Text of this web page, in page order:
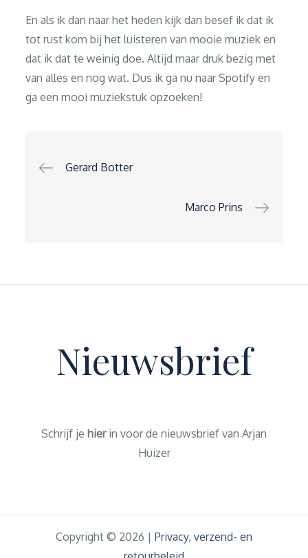
En als ik dan naar het heden kijk dan besef ik dat ik
tot rust kom bij het luisteren van mooie muziek en
dat ik dat te weinig doe. Altijd maar druk bezig met
van alles en nog wat. Dus ik ga nu naar Spotify en
ga een mooi muziekstuk opzoeken!
Bericht
Gerard Botter
Marco Prins
Nieuwsbrief
Schrijf je hierin voor de nieuwsbrief van Arjan
Huizer
Copyright © 2026 | Privacy, verzend- en